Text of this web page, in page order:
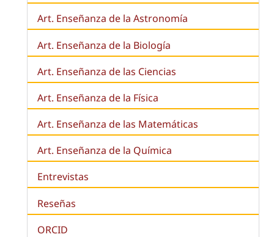
Art. Enseñanza de la Astronomía
Art. Enseñanza de la Biología
Art. Enseñanza de las Ciencias
Art. Enseñanza de la Física
Art. Enseñanza de las Matemáticas
Art. Enseñanza de la Química
Entrevistas
Reseñas
ORCID